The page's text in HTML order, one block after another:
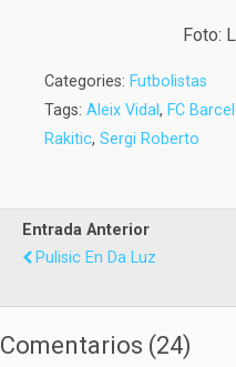
Foto:
Categories: Futbolistas
Tags: Aleix Vidal, FC
Rakitic, Sergi Roberto
Entrada Anterior
Pulisic En Da Luz
Comentarios (24)